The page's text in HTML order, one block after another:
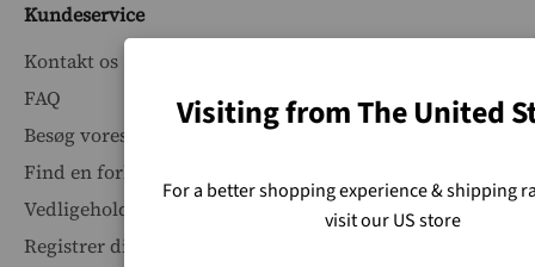
Kundeservice
Kontakt os
FAQ
Besøg vores showroom
Find en forhandler
Vedligeholdelsesvejledninger
Registrer dit produkt
Visiting from The United
For a better shopping experience & shipping
visit our US store